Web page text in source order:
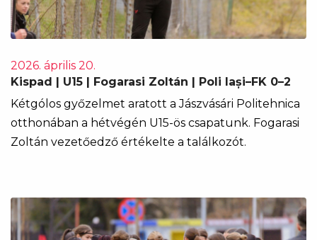
2026. április 20.
Kispad | U15 | Fogarasi Zoltán | Poli Iași–FK 0–2
Kétgólos győzelmet aratott a Jászvásári Politehnica
otthonában a hétvégén U15-ös csapatunk. Fogarasi
Zoltán vezetőedző értékelte a találkozót.